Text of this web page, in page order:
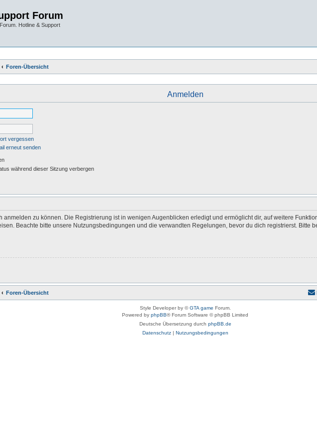
Forum
Hotline & Support
Foren-Übersicht
Anmelden
vergessen
erneut senden
während dieser Sitzung verbergen
anmelden zu können. Die Registrierung ist in wenigen Augenblicken erledigt und ermöglicht dir, auf weitere
Beachte bitte unsere Nutzungsbedingungen und die verwandten Regelungen, bevor du dich registrierst. Bitte
Foren-Übersicht
Style Developer by ©GTA game Forum.
Powered by phpBB® Forum Software © phpBB Limited
Deutsche Übersetzung durch phpBB.de
Datenschutz| Nutzungsbedingungen